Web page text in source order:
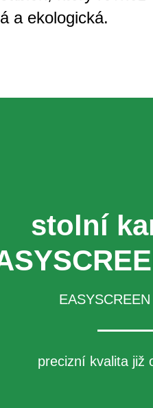
a ekologická.
stolní
precizní kvalita již